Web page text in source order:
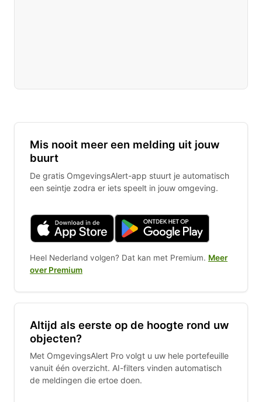
Mis nooit meer een melding uit jouw
buurt
De gratis OmgevingsAlert-app stuurt je automatisch
een seintje zodra er iets speelt in jouw omgeving.
Heel Nederland volgen? Dat kan met Premium. Meer
over Premium
Altijd als eerste op de hoogte rond uw
objecten?
Met OmgevingsAlert Pro volgt u uw hele portefeuille
vanuit één overzicht. AI-filters vinden automatisch
de meldingen die ertoe doen.